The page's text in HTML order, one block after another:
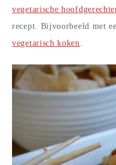
vegetarische
recept. Bijvoorbeeld met
vegetarisch koken